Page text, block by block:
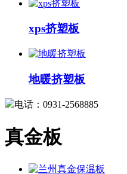
xps挤塑板
地暖挤塑板
电话：0931-2568885
真金板